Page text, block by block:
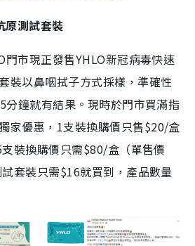
原測試套裝
門市現正發售YHLO新冠病毒快速
裝以鼻咽拭子方式採樣，準確性
分鐘就有結果。現時於門市買滿指
家優惠，1支裝換購價只售$20/盒
支裝換購價只需$80/盒（單售價
套裝只需$16就買到，產品數量